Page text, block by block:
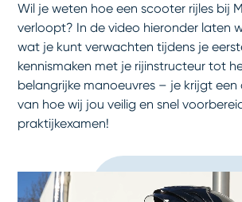
Wil je weten hoe een scooter rijles bij
verloopt? In de video hieronder laten
wat je kunt verwachten tijdens je
kennismaken met je rijinstructeur tot
belangrijke manoeuvres – je krijgt
van hoe wij jou veilig en snel
praktijkexamen!